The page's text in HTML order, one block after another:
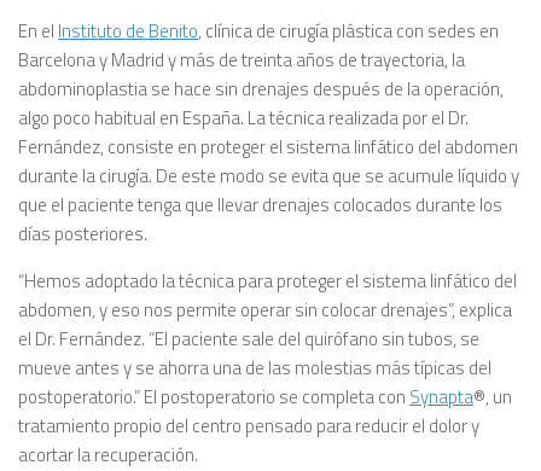
En el Instituto de Benito, clínica de cirugía plástica con sedes en
Barcelona y Madrid y más de treinta años de trayectoria, la
abdominoplastia se hace sin drenajes después de la operación,
algo poco habitual en España. La técnica realizada por el Dr.
Fernández, consiste en proteger el sistema linfático del abdomen
durante la cirugía. De este modo se evita que se acumule líquido y
que el paciente tenga que llevar drenajes colocados durante los
días posteriores.
“Hemos adoptado la técnica para proteger el sistema linfático del
abdomen, y eso nos permite operar sin colocar drenajes”, explica
el Dr. Fernández. “El paciente sale del quirófano sin tubos, se
mueve antes y se ahorra una de las molestias más típicas del
postoperatorio.” El postoperatorio se completa con Synapta®, un
tratamiento propio del centro pensado para reducir el dolor y
acortar la recuperación.